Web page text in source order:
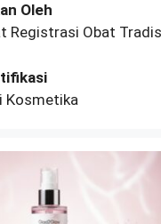
Oleh
Registrasi Obat
Kosmetika